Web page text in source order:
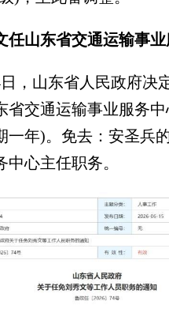
任山东省交通运输事
山东省人民政府决
省交通运输事业服务
一年)。免去：安圣兵
中心主任职务。